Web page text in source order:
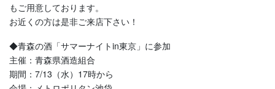
もご用意しております。
お近くの方は是非ご来店下さい！
◆青森の酒「サマーナイトin東京」に参加
主催：青森県酒造組合
期間：7/13（水）17時から